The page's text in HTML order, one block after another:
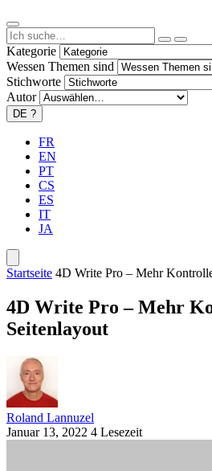
Kategorie
Wessen Themen sind
Stichworte
Autor
DE ?
FR
EN
PT
CS
ES
IT
JA
Startseite 4D Write Pro – Mehr
4D Write Pro – Mehr
Seitenlayout
Roland Lannuzel
Januar 13, 2022 4 Lesezeit